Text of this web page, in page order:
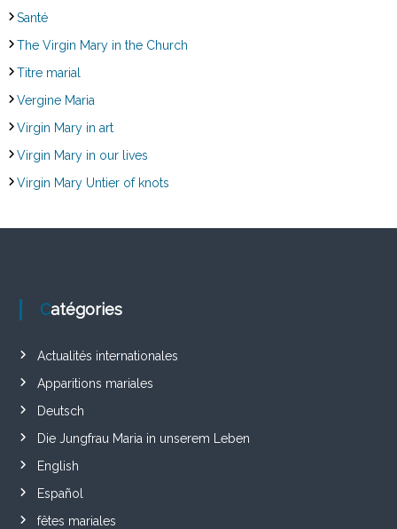
Santé
The Virgin Mary in the Church
Titre marial
Vergine Maria
Virgin Mary in art
Virgin Mary in our lives
Virgin Mary Untier of knots
Catégories
Actualités internationales
Apparitions mariales
Deutsch
Die Jungfrau Maria in unserem Leben
English
Español
fêtes mariales